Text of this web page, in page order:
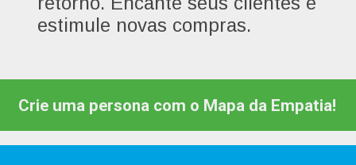
estimule novas compras.
Crie uma persona com o Mapa da Empatia!